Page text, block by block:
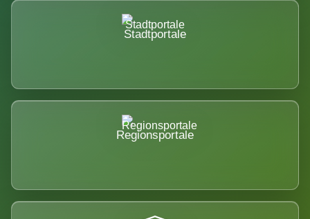
Stadtportale
Regionsportale